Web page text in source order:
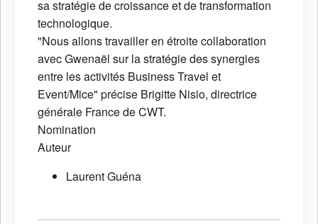
sa stratégie de croissance et de transformation
technologique.
"Nous allons travailler en étroite collaboration
avec Gwenaël sur la stratégie des synergies
entre les activités Business Travel et
Event/Mice" précise Brigitte Nisio, directrice
générale France de CWT.
Nomination
Auteur
Laurent Guéna